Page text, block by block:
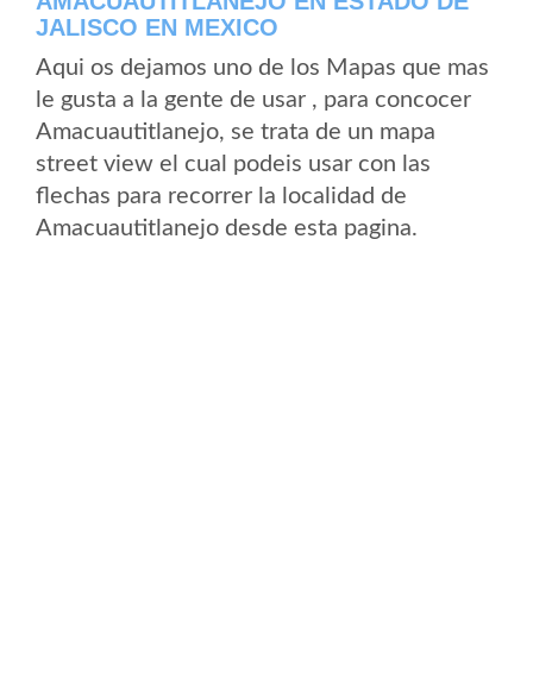
JALISCO EN MEXICO
Aqui os dejamos uno de los Mapas que mas
le gusta a la gente de usar , para concocer
Amacuautitlanejo, se trata de un mapa
street view el cual podeis usar con las
flechas para recorrer la localidad de
Amacuautitlanejo desde esta pagina.